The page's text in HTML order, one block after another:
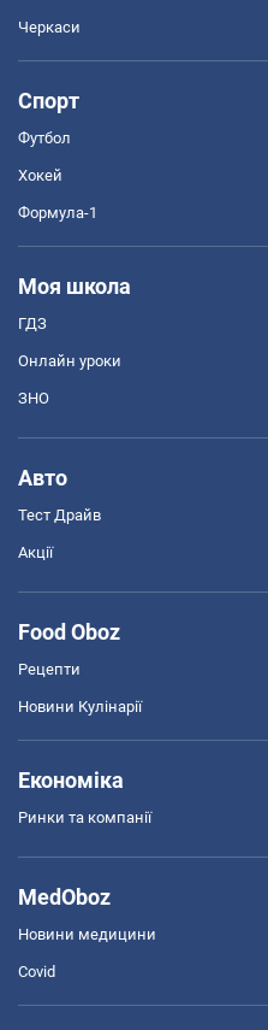
Черкаси
Спорт
Футбол
Хокей
Формула-1
Моя школа
ГДЗ
Онлайн уроки
ЗНО
Авто
Тест Драйв
Акції
Food Oboz
Рецепти
Новини Кулінарії
Економіка
Ринки та компанії
MedOboz
Новини медицини
Covid